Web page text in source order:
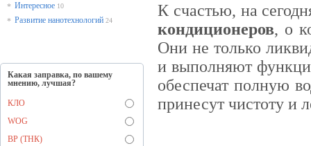
* Интересное 10
* Развитие нанотехнологий 24
Какая заправка, по вашему
мнению, лучшая?
КЛО
WOG
BP (ТНК)
К счастью, на
кондиционеров, о
Они не только
и выполняют
обеспечат полную
принесут чистоту и